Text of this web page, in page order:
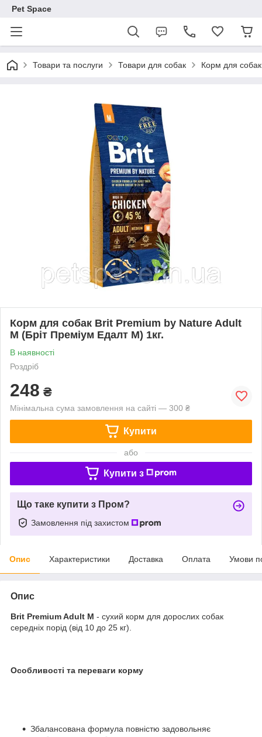
Pet Space
Товари та послуги Товари для собак Корм для собак
Корм для собак Brit Premium by Nature Adult
М (Бріт Преміум Едалт М) 1кг.
В наявності
Роздріб
248 ₴
Мінімальна сума замовлення на сайті — 300 ₴
Купити
або
Купити з
Що таке купити з Пром?
Замовлення під захистом
Опис Характеристики Доставка Оплата Умови
Опис
Brit Premium Adult M - сухий корм для дорослих собак
середніх порід (від 10 до 25 кг).
Особливості та переваги корму
Збалансована формула повністю задовольняє